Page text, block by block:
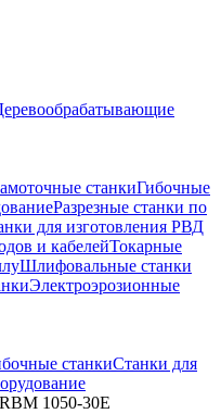
станкиГибочные
Разрезные станки по
для изготовления РВД
и кабелейТокарные
Шлифовальные станки
Электроэрозионные
станкиСтанки для
1050-30E